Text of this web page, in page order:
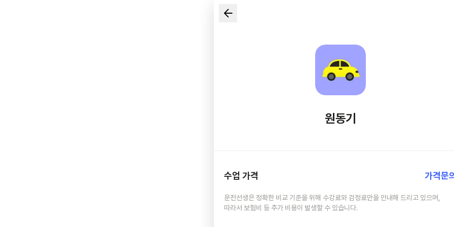
원동기
수업 가격 가격문
운전선생은 정확한 비교 기준을 위해 수강료와 검정료만을 안내해 드리고 있으며,
따라서 보험비 등 추가 비용이 발생할 수 있습니다.